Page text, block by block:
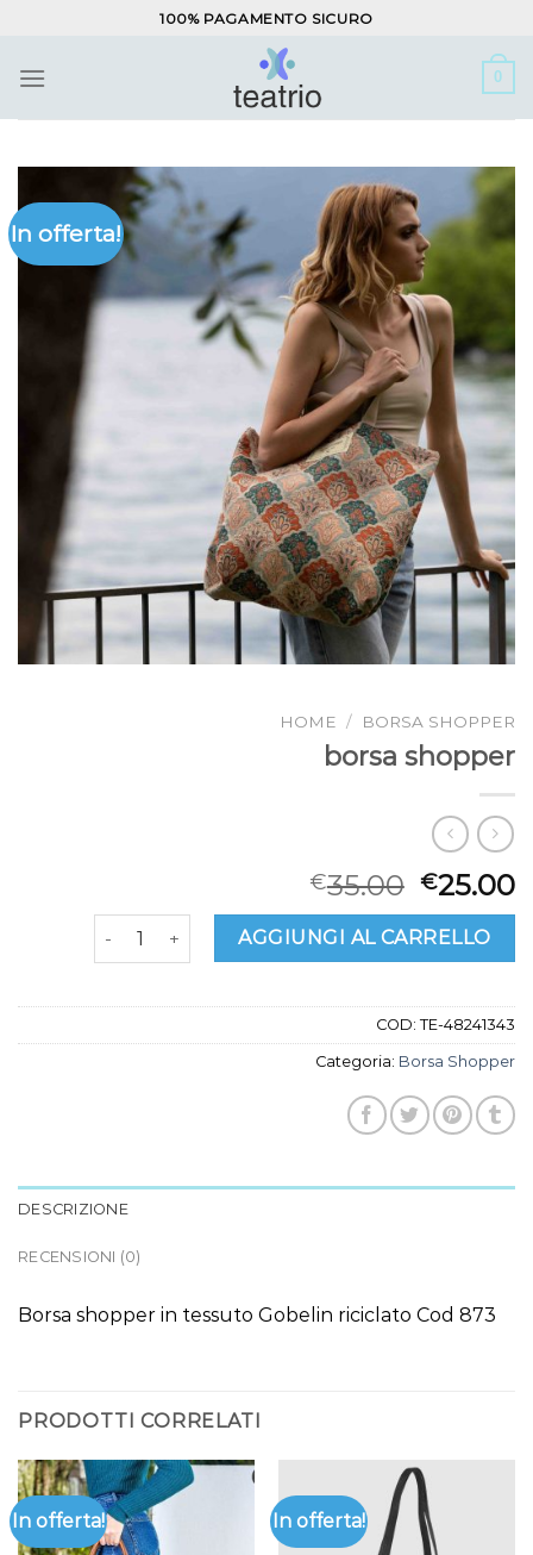
contenuti
100% PAGAMENTO SICURO
0
In offerta!
HOME / BORSA SHOPPER
borsa shopper
€35.00 €25.00
borsa shopper quantitàAGGIUNGI AL CARRELLO
COD: TE-48241343
Categoria: Borsa Shopper
DESCRIZIONE
RECENSIONI (0)
Borsa shopper in tessuto Gobelin riciclato Cod 873
PRODOTTI CORRELATI
In offerta! In offerta!